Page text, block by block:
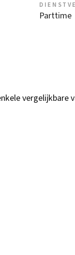
Parttime
vergelijkbare